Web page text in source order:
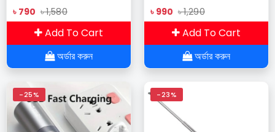
৳ 790 ৳ 1,580
Add To Cart
অর্ডার করুন
৳ 990 ৳ 1,290
Add To Cart
অর্ডার করুন
-25% -23%